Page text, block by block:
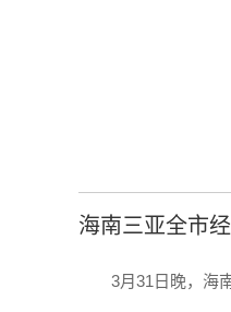
海南三亚全市
3月31日晚，海南